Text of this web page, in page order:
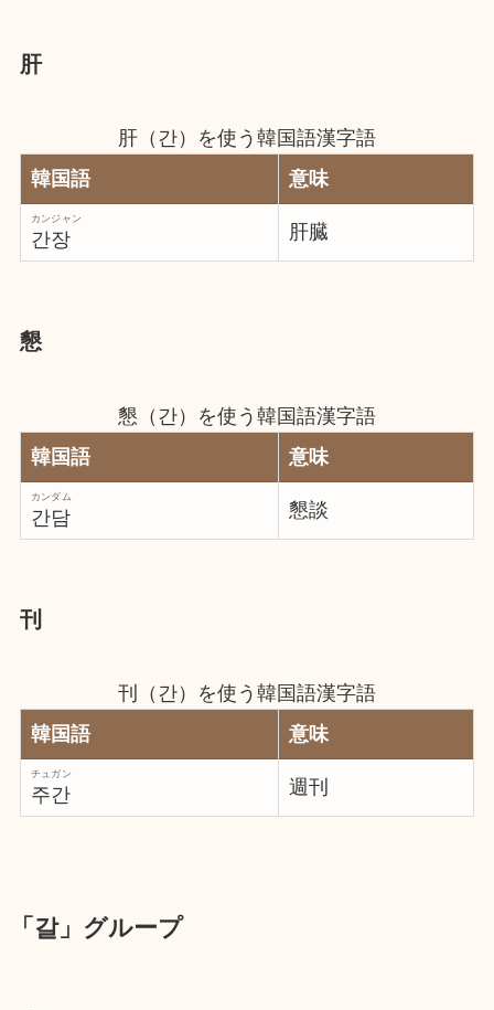
肝
肝（간）を使う韓国語漢字語
韓国語
意味
간장
カンジャン
肝臓
懇
懇（간）を使う韓国語漢字語
韓国語
意味
간담
カンダム
懇談
刊
刊（간）を使う韓国語漢字語
韓国語
意味
주간
チュガン
週刊
「갈」グループ